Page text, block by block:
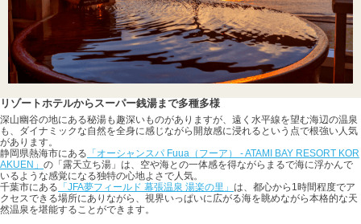
リゾートホテルからスーパー銭湯まで多種多様
深山幽谷の地にある秘湯も趣深いものがありますが、遠く水平線を望む海辺の温泉
も、ダイナミックな自然を全身に感じながら開放感に浸れるという点で根強い人気
があります。
静岡県熱海市にある 「オーシャンスパ Fuua（フーア） - ATAMI BAY RESORT KOR
AKUEN」 の「露天立ち湯」は、空や海との一体感を得ながらまるで海に浮かんで
いるような感覚になる独特の心地よさで人気。
千葉市にある 「JFA夢フィールド 幕張温泉 湯楽の里」 は、都心から1時間程度でア
クセスできる場所にありながら、視界いっぱいに広がる海を眺めながら本格的な天
然温泉を堪能することができます。